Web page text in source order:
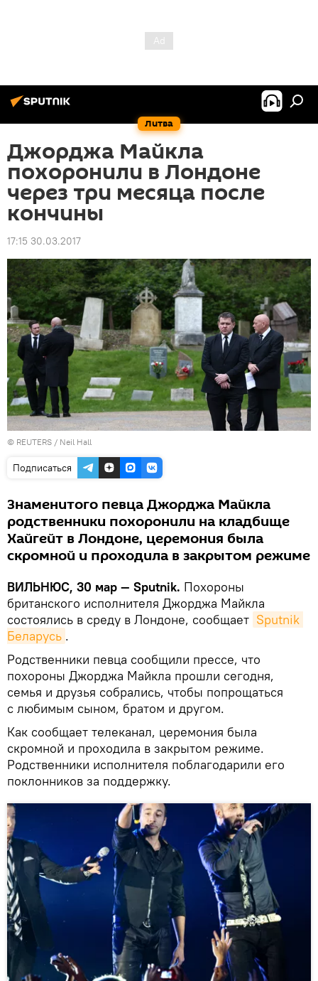
Литва
Джорджа Майкла
похоронили в Лондоне
через три месяца после
кончины
17:15 30.03.2017
© REUTERS / Neil Hall
Подписаться
Знаменитого певца Джорджа Майкла
родственники похоронили на кладбище
Хайгейт в Лондоне, церемония была
скромной и проходила в закрытом режиме
ВИЛЬНЮС, 30 мар — Sputnik. Похороны
британского исполнителя Джорджа Майкла
состоялись в среду в Лондоне, сообщает Sputnik
Беларусь .
Родственники певца сообщили прессе, что
похороны Джорджа Майкла прошли сегодня,
семья и друзья собрались, чтобы попрощаться
с любимым сыном, братом и другом.
Как сообщает телеканал, церемония была
скромной и проходила в закрытом режиме.
Родственники исполнителя поблагодарили его
поклонников за поддержку.